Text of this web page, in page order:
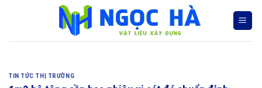
TIN TỨC THỊ TRƯỜNG